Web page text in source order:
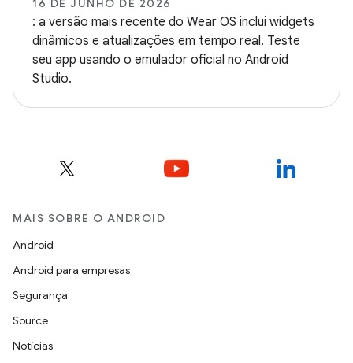
16 DE JUNHO DE 2026
: a versão mais recente do Wear OS inclui widgets
dinâmicos e atualizações em tempo real. Teste
seu app usando o emulador oficial no Android
Studio.
MAIS SOBRE O ANDROID
Android
Android para empresas
Segurança
Source
Notícias